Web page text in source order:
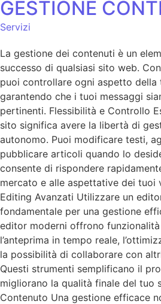
GESTIONE
Servizi
La gestione dei contenuti è un
successo di qualsiasi sito web.
puoi controllare ogni aspetto della
garantendo che i tuoi messaggi
pertinenti. Flessibilità e Controllo
sito significa avere la libertà di
autonomo. Puoi modificare testi,
pubblicare articoli quando lo
consente di rispondere
mercato e alle aspettative dei tuoi
Editing Avanzati Utilizzare un
fondamentale per una gestione
editor moderni offrono
l’anteprima in tempo reale,
la possibilità di collaborare con
Questi strumenti semplificano il
migliorano la qualità finale del tuo
Contenuto Una gestione efficace